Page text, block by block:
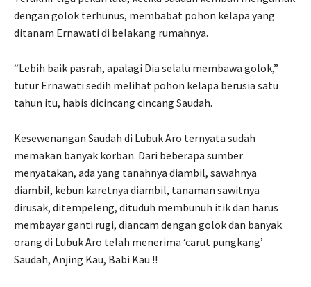
dengan golok terhunus, membabat pohon kelapa yang
ditanam Ernawati di belakang rumahnya.
“Lebih baik pasrah, apalagi Dia selalu membawa golok,”
tutur Ernawati sedih melihat pohon kelapa berusia satu
tahun itu, habis dicincang cincang Saudah.
Kesewenangan Saudah di Lubuk Aro ternyata sudah
memakan banyak korban. Dari beberapa sumber
menyatakan, ada yang tanahnya diambil, sawahnya
diambil, kebun karetnya diambil, tanaman sawitnya
dirusak, ditempeleng, dituduh membunuh itik dan harus
membayar ganti rugi, diancam dengan golok dan banyak
orang di Lubuk Aro telah menerima ‘carut pungkang’
Saudah, Anjing Kau, Babi Kau !!